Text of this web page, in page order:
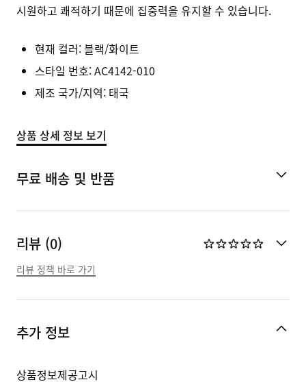
시원하고 쾌적하기 때문에 집중력을 유지할 수 있습니다.
현재 컬러:블랙/화이트
스타일 번호:AC4142-010
제조 국가/지역: 태국
상품 상세 정보 보기
무료 배송 및 반품
리뷰 (0)
리뷰 정책 바로 가기
추가 정보
상품정보제공고시